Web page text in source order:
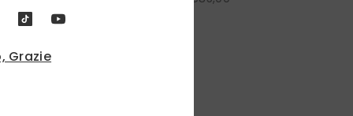
Grazie